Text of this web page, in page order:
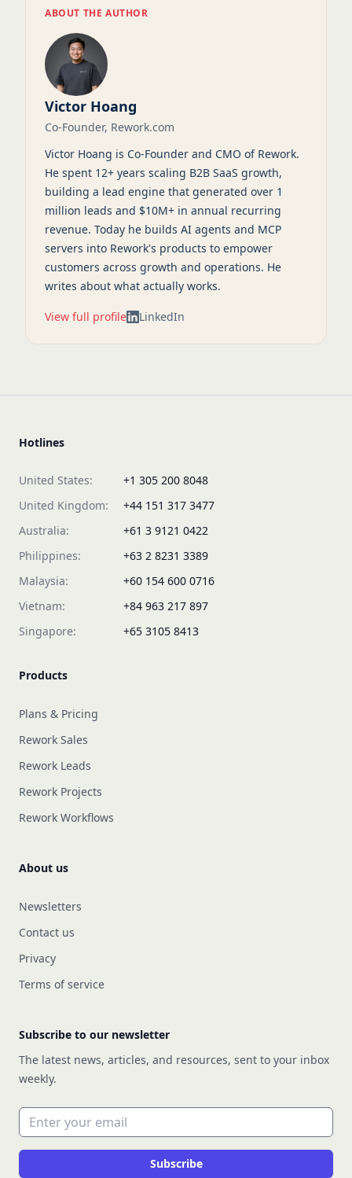
ABOUT THE AUTHOR
Victor Hoang
Co-Founder, Rework.com
Victor Hoang is Co-Founder and CMO of Rework.
He spent 12+ years scaling B2B SaaS growth,
building a lead engine that generated over 1
million leads and $10M+ in annual recurring
revenue. Today he builds AI agents and MCP
servers into Rework's products to empower
customers across growth and operations. He
writes about what actually works.
View full profile LinkedIn
Hotlines
United States:
+1 305 200 8048
United Kingdom:
+44 151 317 3477
Australia:
+61 3 9121 0422
Philippines:
+63 2 8231 3389
Malaysia:
+60 154 600 0716
Vietnam:
+84 963 217 897
Singapore:
+65 3105 8413
Products
Plans & Pricing
Rework Sales
Rework Leads
Rework Projects
Rework Workflows
About us
Newsletters
Contact us
Privacy
Terms of service
Subscribe to our newsletter
The latest news, articles, and resources, sent to your inbox
weekly.
Email address
Subscribe